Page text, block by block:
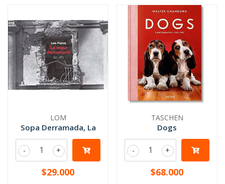
LOM
Sopa Derramada, La
+
-
$29.000
TASCHEN
Dogs
+
-
$68.000